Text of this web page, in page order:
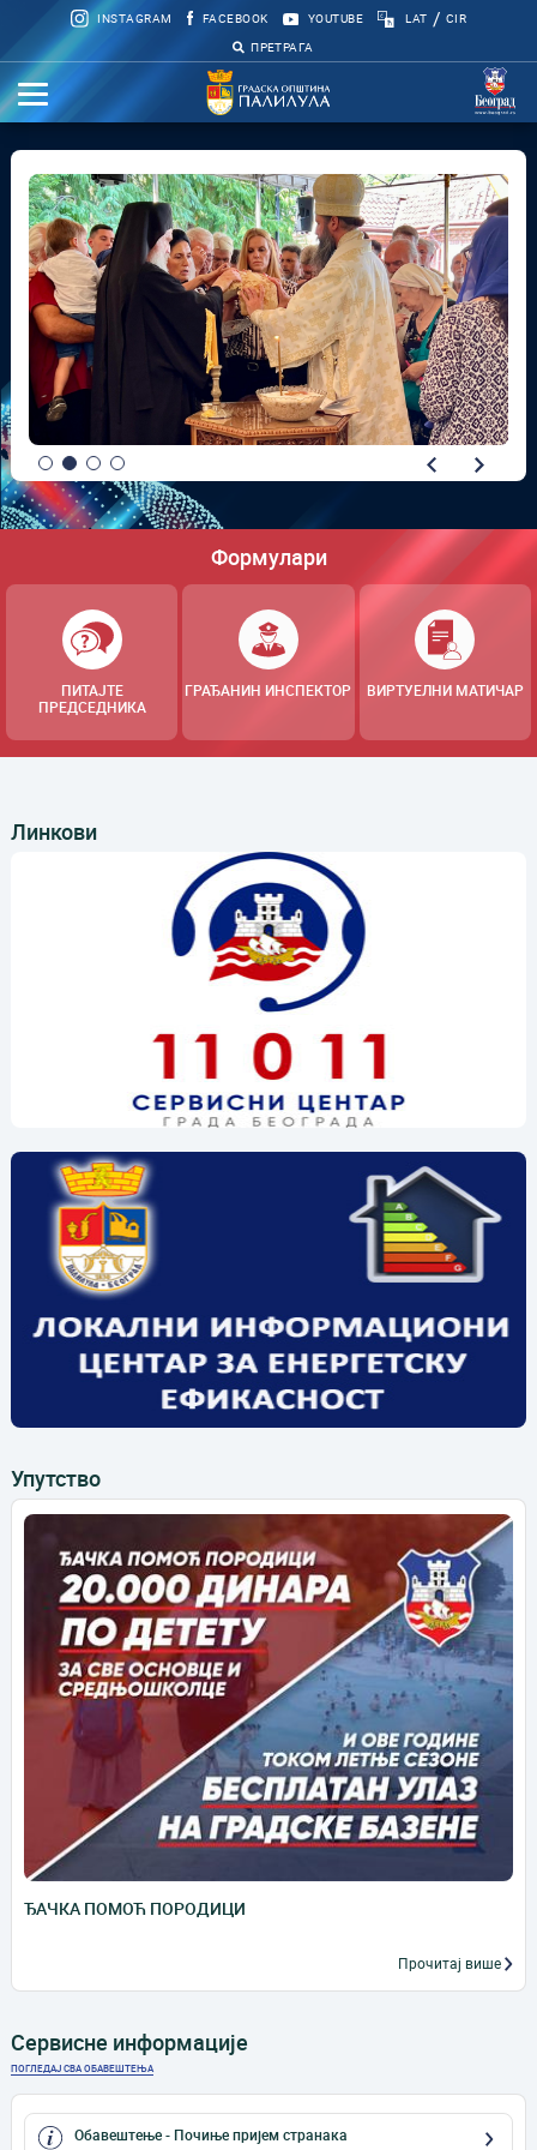
INSTAGRAM FACEBOOK YOUTUBE LAT / CIR
ПРЕТРАГА
Формулари
ПИТАЈТЕ
ПРЕДСЕДНИКА
ГРАЂАНИН ИНСПЕКТОР ВИРТУЕЛНИ МАТИЧАР
Линкови
Упутство
ЂАЧКА ПОМОЋ ПОРОДИЦИ
Прочитај више
Сервисне информације
ПОГЛЕДАЈ СВА ОБАВЕШТЕЊА
Обавештење - Почиње пријем странака